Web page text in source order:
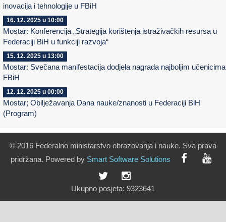
inovacija i tehnologije u FBiH
16. 12. 2025 u 10:00
Mostar: Konferencija „Strategija korištenja istraživačkih resursa u
Federaciji BiH u funkciji razvoja“
15. 12. 2025 u 13:00
Mostar: Svečana manifestacija dodjela nagrada najboljim
FBiH
12. 12. 2025 u 00:00
Mostar; Obilježavanja Dana nauke/znanosti u Federaciji BiH
(Program)
© 2016 Federalno ministarstvo obrazovanja i nauke. Sva prava
pridržana. Powered by Smart Software Solutions
Ukupno posjeta: 9323641